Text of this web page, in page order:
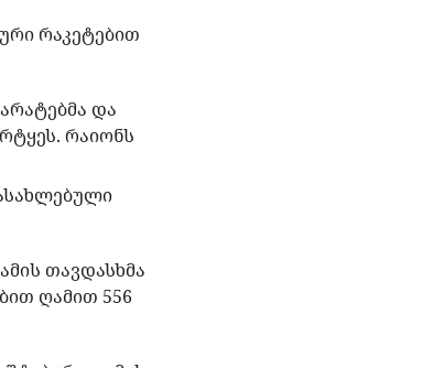
რაკეტებით
და
რაიონს
თავდასხმა
ღამით 556